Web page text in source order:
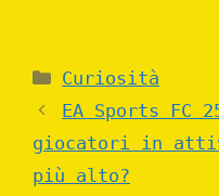
Categories
Curiosità
EA Sports FC
giocatori in
più alto?